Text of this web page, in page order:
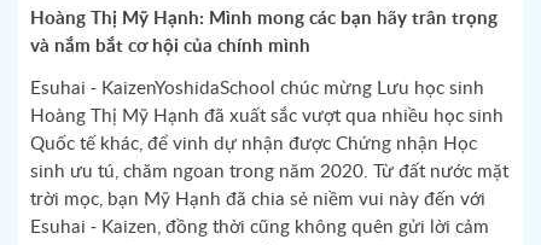
Hoàng Thị Mỹ Hạnh: Mình mong các bạn hãy trân trọng
và nắm bắt cơ hội của chính mình
Esuhai - KaizenYoshidaSchool chúc mừng Lưu học sinh
Hoàng Thị Mỹ Hạnh đã xuất sắc vượt qua nhiều học sinh
Quốc tế khác, để vinh dự nhận được Chứng nhận Học
sinh ưu tú, chăm ngoan trong năm 2020. Từ đất nước mặt
trời mọc, bạn Mỹ Hạnh đã chia sẻ niềm vui này đến với
Esuhai - Kaizen, đồng thời cũng không quên gửi lời cảm